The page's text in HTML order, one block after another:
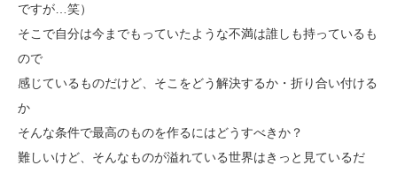
ですが…笑）
そこで自分は今までもっていたような不満は誰しも持っているも
ので
感じているものだけど、そこをどう解決するか・折り合い付ける
か
そんな条件で最高のものを作るにはどうすべきか？
難しいけど、そんなものが溢れている世界はきっと見ているだ